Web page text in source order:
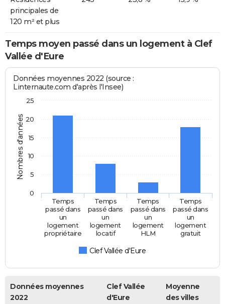
principales de
120 m² et plus
Temps moyen passé dans un logement à Clef
Vallée d'Eure
Nombres d'années
Données moyennes 2022 (source :
Linternaute.com d'après l'Insee)
Clef Vallée d'Eure
Temps
passé dans
un
logement
propriétaire
Temps
passé dans
un
logement
locatif
Temps
passé dans
un
logement
HLM
Temps
passé dans
un
logement
gratuit
0
5
10
15
20
25
Données moyennes
2022
Clef Vallée
d'Eure
Moyenne
des villes